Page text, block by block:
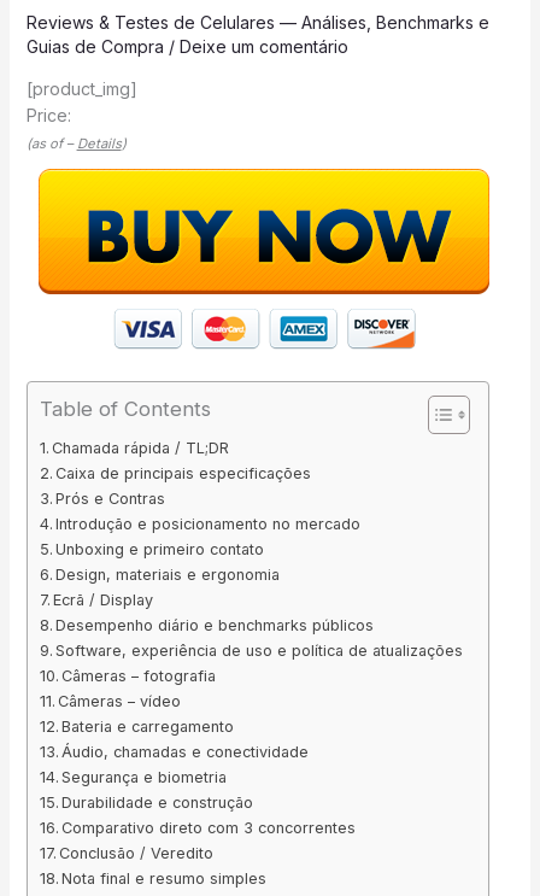
Reviews & Testes de Celulares — Análises, Benchmarks e
Guias de Compra / Deixe um comentário
[product_img]
Price:
(as of – Details)
Table of Contents
Chamada rápida / TL;DR
Caixa de principais especificações
Prós e Contras
Introdução e posicionamento no mercado
Unboxing e primeiro contato
Design, materiais e ergonomia
Ecrã / Display
Desempenho diário e benchmarks públicos
Software, experiência de uso e política de atualizações
Câmeras – fotografia
Câmeras – vídeo
Bateria e carregamento
Áudio, chamadas e conectividade
Segurança e biometria
Durabilidade e construção
Comparativo direto com 3 concorrentes
Conclusão / Veredito
Nota final e resumo simples